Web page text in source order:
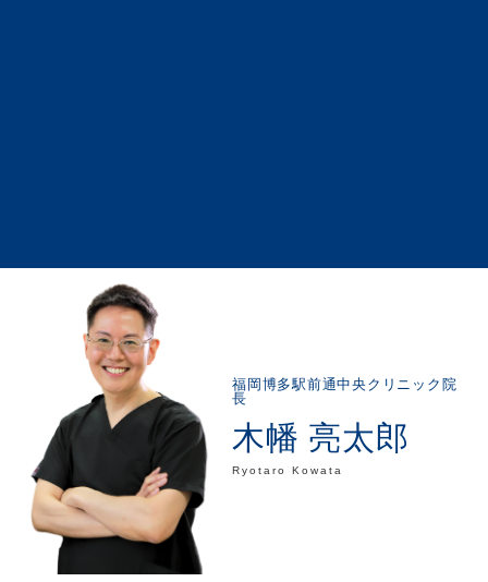
福岡博多駅前通中央クリニック院
長
木幡 亮太郎
Ryotaro Kowata